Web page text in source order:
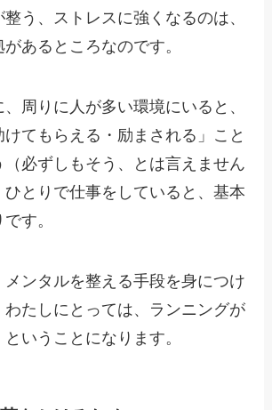
う、ストレスに強くなるのは、
あるところなのです。
周りに人が多い環境にいると、
けてもらえる・励まされる」こと
（必ずしもそう、とは言えません
ひとりで仕事をしていると、基本
す。
メンタルを整える手段を身につけ
わたしにとっては、ランニングが
いうことになります。